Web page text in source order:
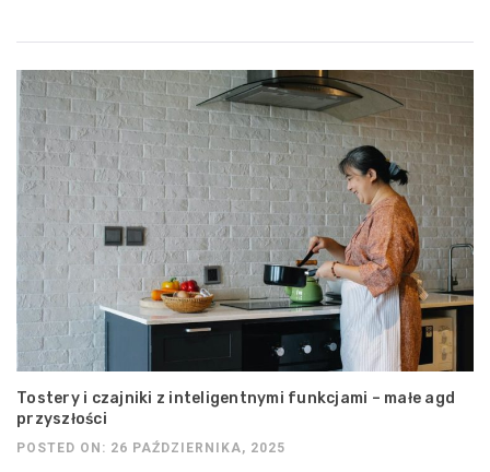
Tostery i czajniki z inteligentnymi funkcjami – małe agd
przyszłości
POSTED ON: 26 PAŹDZIERNIKA, 2025